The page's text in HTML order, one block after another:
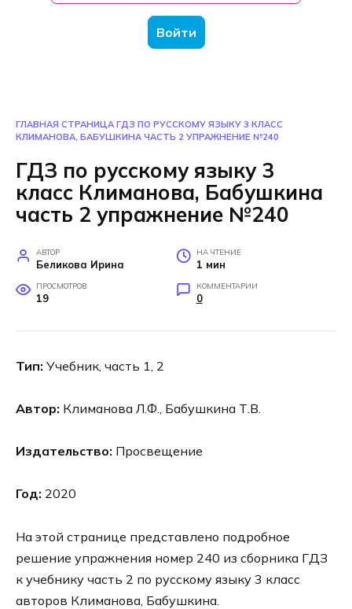
Войти
ГЛАВНАЯ СТРАНИЦА ГДЗ ПО РУССКОМУ ЯЗЫКУ 3 КЛАСС
КЛИМАНОВА, БАБУШКИНА ЧАСТЬ 2 УПРАЖНЕНИЕ №240
ГДЗ по русскому языку 3
класс Климанова, Бабушкина
часть 2 упражнение №240
АВТОР
Беликова Ирина
НА ЧТЕНИЕ
1 мин
ПРОСМОТРОВ
19
КОММЕНТАРИИ
0
Тип: Учебник, часть 1, 2
Автор: Климанова Л.Ф., Бабушкина Т.В.
Издательство: Просвещение
Год: 2020
На этой странице представлено подробное
решение упражнения номер 240 из сборника ГДЗ
к учебнику часть 2 по русскому языку 3 класс
авторов Климанова, Бабушкина.